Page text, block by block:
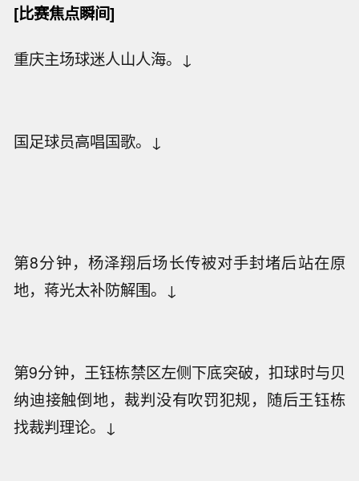
[比赛焦点瞬间]
重庆主场球迷人山人海。↓
国足球员高唱国歌。↓
第8分钟，杨泽翔后场长传被对手封堵后站在原
地，蒋光太补防解围。↓
第9分钟，王钰栋禁区左侧下底突破，扣球时与贝
纳迪接触倒地，裁判没有吹罚犯规，随后王钰栋
找裁判理论。↓